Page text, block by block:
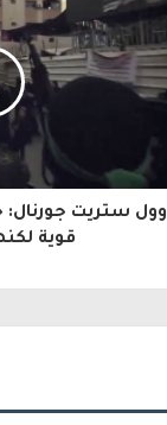
وول ستريت
قوية